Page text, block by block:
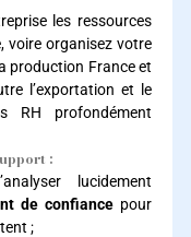
les ressources
voire organisez votre
production France et
l’exportation et le
RH profondément
:
lucidement
de confiance pour
;